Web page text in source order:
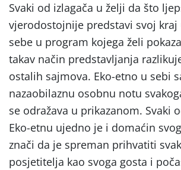
Svaki od izlagača u želji da što
vjerodostojnije predstavi svoj kraj
sebe u program kojega želi
takav način predstavljanja
ostalih sajmova. Eko-etno u sebi
nazaobilaznu osobnu notu
se odražava u prikazanom. Svaki
Eko-etnu ujedno je i domaćin
znači da je spreman prihvatiti
posjetitelja kao svoga gosta i